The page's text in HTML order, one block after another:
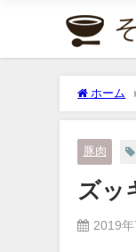
ホーム
豚肉
ズッ
2019年